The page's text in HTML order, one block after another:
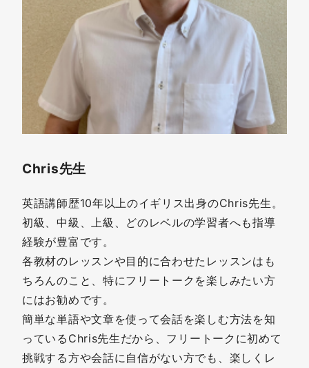
Chris先生
英語講師歴10年以上のイギリス出身のChris先生。
初級、中級、上級、どのレベルの学習者へも指導
経験が豊富です。
各教材のレッスンや目的に合わせたレッスンはも
ちろんのこと、特にフリートークを楽しみたい方
にはお勧めです。
簡単な単語や文章を使って会話を楽しむ方法を知
っているChris先生だから、フリートークに初めて
挑戦する方や会話に自信がない方でも、楽しくレ